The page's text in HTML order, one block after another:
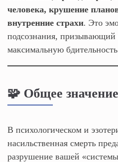
человека, крушение
внутренние страхи. Это
подсознания, призывающий
максимальную
🧩 Общее
В психологическом и
насильственная смерть
разрушение вашей